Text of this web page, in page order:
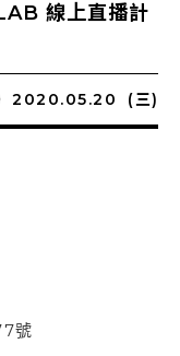
線上直播計
2020.05.20 (三)
號